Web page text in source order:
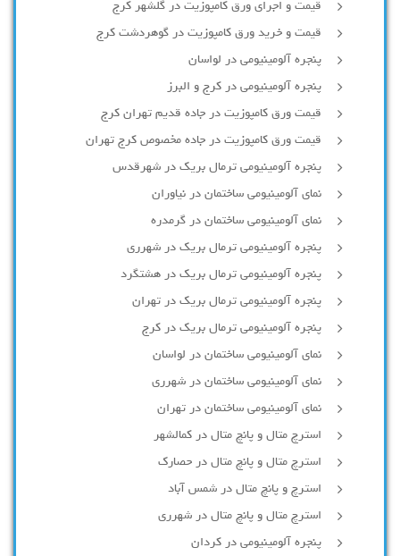
قیمت و اجرای ورق کامپوزیت در گلشهر کرج
قیمت و خرید ورق کامپوزیت در گوهردشت کرج
پنجره آلومینیومی در لواسان
پنجره آلومینیومی در کرج و البرز
قیمت ورق کامپوزیت در جاده قدیم تهران کرج
قیمت ورق کامپوزیت در جاده مخصوص کرج تهران
پنجره آلومینیومی ترمال بریک در شهرقدس
نمای آلومینیومی ساختمان در نیاوران
نمای آلومینیومی ساختمان در گرمدره
پنجره آلومینیومی ترمال بریک در شهرری
پنجره آلومینیومی ترمال بریک در هشتگرد
پنجره آلومینیومی ترمال بریک در تهران
پنجره آلومینیومی ترمال بریک در کرج
نمای آلومینیومی ساختمان در لواسان
نمای آلومینیومی ساختمان در شهرری
نمای آلومینیومی ساختمان در تهران
استرچ متال و پانچ متال در کمالشهر
استرچ متال و پانچ متال در حصارك
استرچ و پانچ متال در شمس آباد
استرچ متال و پانچ متال در شهرری
پنجره آلومینیومی در کردان